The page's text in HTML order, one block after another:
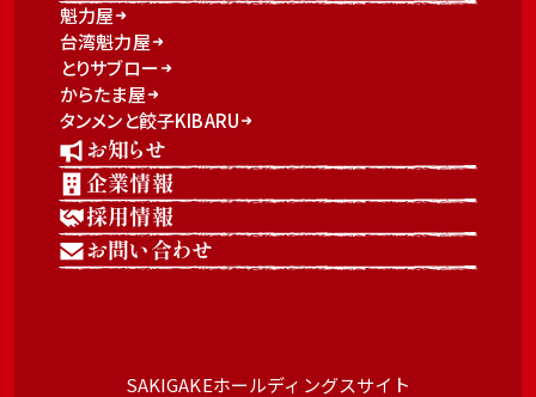
魁力屋
台湾魁力屋
とりサブロー
からたま屋
タンメンと餃子KIBARU
お知らせ
企業情報
採用情報
お問い合わせ
SAKIGAKEホールディングスサイト